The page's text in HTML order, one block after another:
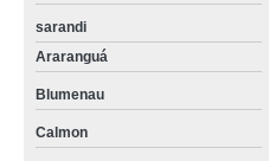
sarandi
Araranguá
Blumenau
Calmon